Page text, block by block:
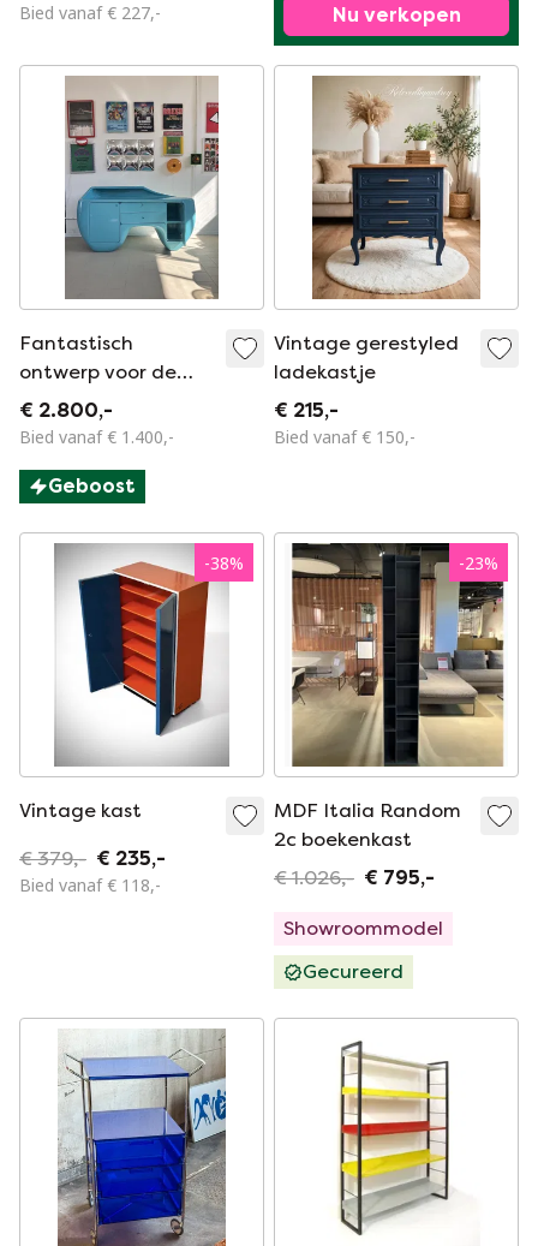
Bied vanaf € 227,-
Nu verkopen
Fantastisch
ontwerp voor de
receptiebalie
€ 2.800,-
Bied vanaf € 1.400,-
Geboost
Vintage gerestyled
ladekastje
€ 215,-
Bied vanaf € 150,-
-38%
Vintage kast
€ 379,- € 235,-
Bied vanaf € 118,-
-23%
MDF Italia Random
2c boekenkast
€ 1.026,- € 795,-
Showroommodel
Gecureerd